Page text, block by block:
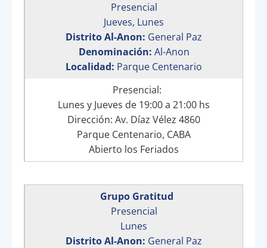
Presencial
Jueves, Lunes
Distrito Al-Anon: General Paz
Denominación: Al-Anon
Localidad: Parque Centenario
Presencial:
Lunes y Jueves de 19:00 a 21:00 hs
Dirección: Av. Díaz Vélez 4860
Parque Centenario, CABA
Abierto los Feriados
Grupo Gratitud
Presencial
Lunes
Distrito Al-Anon: General Paz